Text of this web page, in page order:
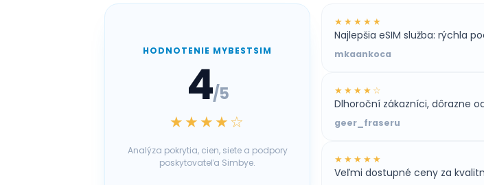
HODNOTENIE MYBESTSIM
4/5
★★★★☆
Analýza pokrytia, cien, siete a podpory
poskytovateľa Simbye.
★★★★★
Najlepšia eSIM služba: rýchla
mkaankoca
★★★★☆
Dlhoroční zákazníci, dôrazne
geer_fraseru
★★★★★
Veľmi dostupné ceny za